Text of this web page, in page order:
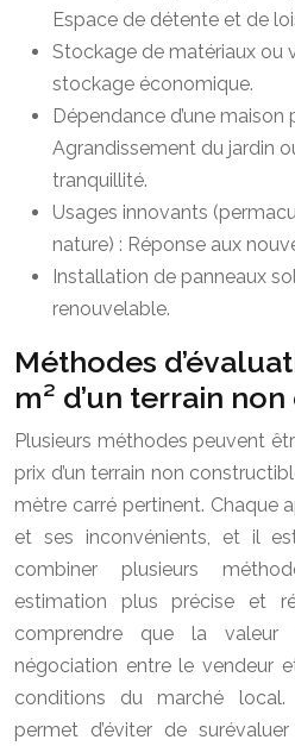
Espace de détente et de
Stockage de matériaux ou
stockage économique.
Dépendance d’une maison
Agrandissement du jardin
tranquillité.
Usages innovants
nature) : Réponse aux
Installation de panneaux
renouvelable.
Méthodes
m² d’un terrain
Plusieurs méthodes peuvent
prix d’un terrain non
mètre carré pertinent. Chaque
et ses inconvénients, et il
combiner plusieurs
estimation plus précise et
comprendre que la
négociation entre le vendeur
conditions du marché local.
permet d’éviter de